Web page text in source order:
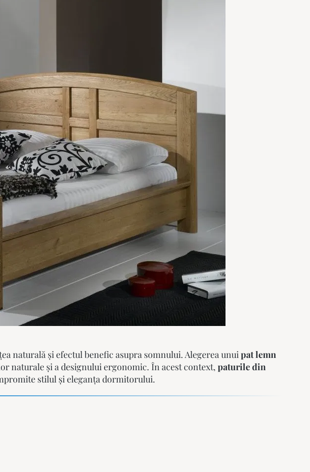
naturală și efectul benefic asupra somnului. Alegerea unuipat lemn
naturale și a designului ergonomic. În acest context, paturile din
stilul și eleganța dormitorului.